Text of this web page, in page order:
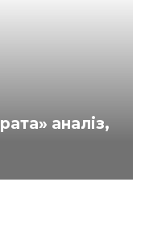
аналіз,